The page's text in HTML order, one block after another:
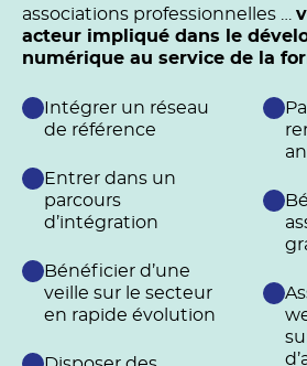
associations professionnelles …
acteur impliqué dans le
numérique au service de la
Intégrer un réseau
de référence
Entrer dans un
parcours
d’intégration
Bénéficier d’une
veille sur le secteur
en rapide évolution